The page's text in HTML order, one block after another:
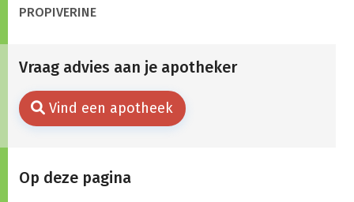
PROPIVERINE
Vraag advies aan je apotheker
Vind een apotheek
Op deze pagina